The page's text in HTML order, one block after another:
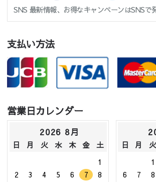
SNS 最新情報、お得なキャンペーンはSNSで
支払い方法
営業日カレンダー
2026 8月
日 月 火 水 木 金
土
1
2
3 4 5 6 7
8
日 月 火
1
6
7 8